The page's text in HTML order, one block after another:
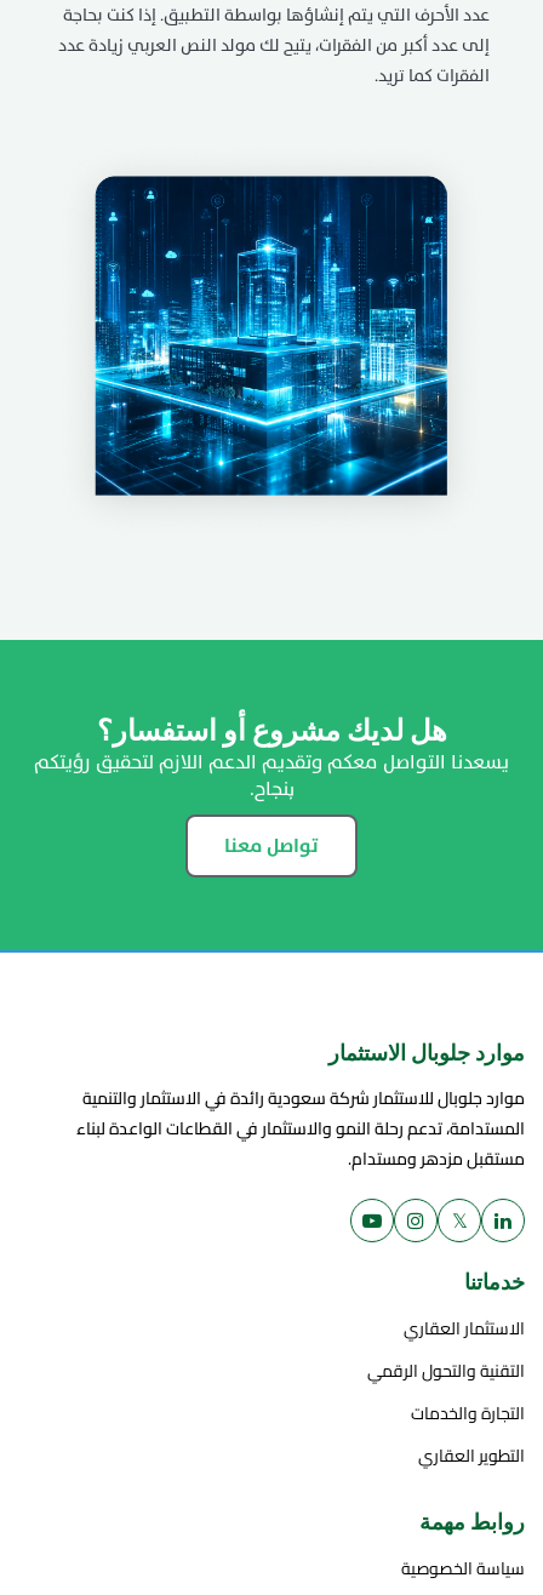
عدد الأحرف التي يتم إنشاؤها بواسطة التطبيق. إذا كنت بحاجة
إلى عدد أكبر من الفقرات، يتيح لك مولد النص العربي زيادة عدد
الفقرات كما تريد.
هل لديك مشروع أو استفسار؟
يسعدنا التواصل معكم وتقديم الدعم اللازم لتحقيق رؤيتكم
بنجاح.
تواصل معنا
موارد جلوبال الاستثمار
موارد جلوبال للاستثمار شركة سعودية رائدة في الاستثمار والتنمية
المستدامة، تدعم رحلة النمو والاستثمار في القطاعات الواعدة لبناء
مستقبل مزدهر ومستدام.
𝕏
خدماتنا
الاستثمار العقاري
التقنية والتحول الرقمي
التجارة والخدمات
التطوير العقاري
روابط مهمة
سياسة الخصوصية